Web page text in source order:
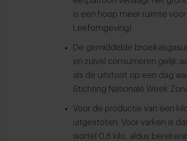
is een hoop meer ruimte
Leefomgeving).
De gemiddelde
en zuivel consumeren gelijk
als de uitstoot op een dag
Stichting Nationale Week
Voor de productie van een
uitgestoten. Voor varken is
wortel 0,8 kilo, aldus